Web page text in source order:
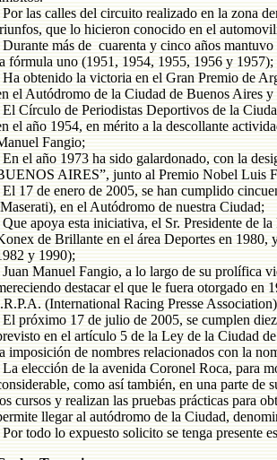
Por las calles del circuito realizado en la zona
que lo hicieron conocido en el
Durante más de cuarenta y cinco años
fórmula uno (1951, 1954, 1955, 1956 y 1957);
Ha obtenido la victoria en el Gran Premio de
el Autódromo de la Ciudad de Buenos Aires
El Círculo de Periodistas Deportivos de la
el año 1954, en mérito a la descollante
Fangio;
En el año 1973 ha sido galardonado, con la
AIRES”, junto al Premio Nobel Luis
El 17 de enero de 2005, se han cumplido
en el Autódromo de nuestra Ciudad;
Que apoya esta iniciativa, el Sr. Presidente de
de Brillante en el área Deportes en
y 1990);
Juan Manuel Fangio, a lo largo de su prolífica
destacar el que le fuera otorgado
(International Racing Presse
El próximo 17 de julio de 2005, se cumplen
en el artículo 5 de la Ley de la Ciudad
imposición de nombres relacionados con la
La elección de la avenida Coronel Roca, para
como así también, en una parte de
cursos y realizan las pruebas prácticas para
llegar al autódromo de la Ciudad,
Por todo lo expuesto solicito se tenga presente